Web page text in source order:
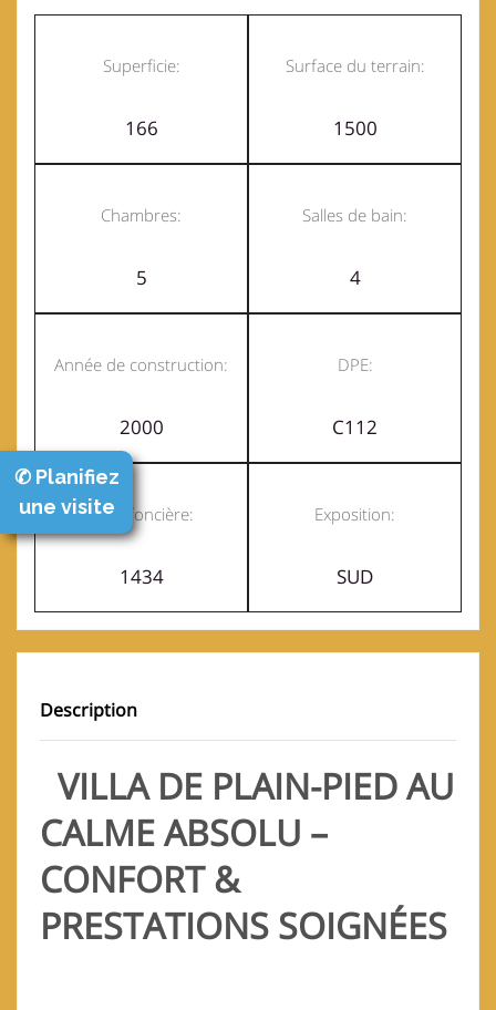
Superficie:
166
Surface du terrain:
1500
Chambres:
5
Salles de bain:
4
Année de construction:
2000
DPE:
C112
Taxe foncière:
1434
Exposition:
SUD
Description
VILLA DE PLAIN-PIED AU
CALME ABSOLU –
CONFORT &
PRESTATIONS SOIGNÉES
✆ Planifiez
une visite